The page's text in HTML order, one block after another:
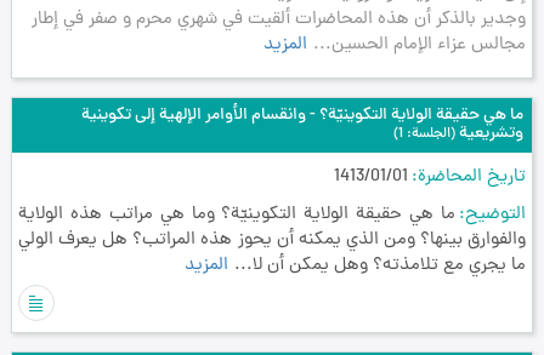
وجدير بالذكر أن هذه المحاضرات ألقيت في شهري محرم و صفر في إطار
مجالس عزاء الإمام الحسين... المزيد
ما هي حقيقة الولاية التكوينيّة؟ - وانقسام الأوامر الإلهية إلى تكوينية
وتشريعية(الجلسة: 1)
تاريخ المحاضرة 1413/01/01
التوضيح ما هي حقيقة الولاية التكوينيّة؟ وما هي مراتب هذه الولاية
والفوارق بينها؟ ومن الذي يمكنه أن يحوز هذه المراتب؟ هل يعرف الولي
ما يجري مع تلامذته؟ وهل يمكن أن لا... المزيد